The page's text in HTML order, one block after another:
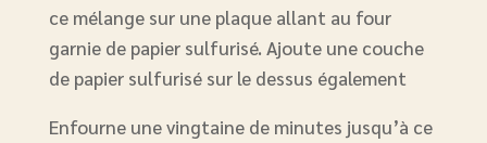
ce mélange sur une plaque allant au four
garnie de papier sulfurisé. Ajoute une couche
de papier sulfurisé sur le dessus également
Enfourne une vingtaine de minutes jusqu’à ce